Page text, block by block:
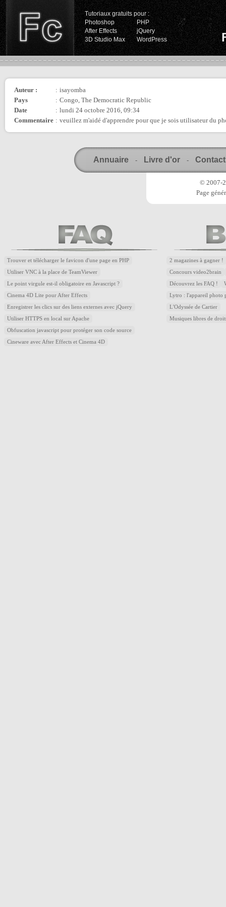
Tutoriaux gratuits pour :
Photoshop
PHP
After Effects
jQuery
3D Studio Max
WordPress
Auteur : : isayomba
Pays
: Congo, The Democratic Republic
Date
: lundi 24 octobre 2016, 09:34
Commentaire : veuillez m'aidé d'apprendre pour que je sois utilisateur du
Annuaire - Livre d'or - Contact
© 2007-
Page
Trouver et télécharger le favicon d'une page en PHP
Utiliser VNC à la place de TeamViewer
Le point virgule est-il obligatoire en Javascript ?
Cinema 4D Lite pour After Effects
Enregistrer les clics sur des liens externes avec jQuery
Utiliser HTTPS en local sur Apache
Obfuscation javascript pour protéger son code source
Cineware avec After Effects et Cinema 4D
2 magazines à gagner !
Concours video2brain
Découvrez les FAQ !
Lytro : l'appareil photo
L'Odyssée de Cartier
Musiques libres de